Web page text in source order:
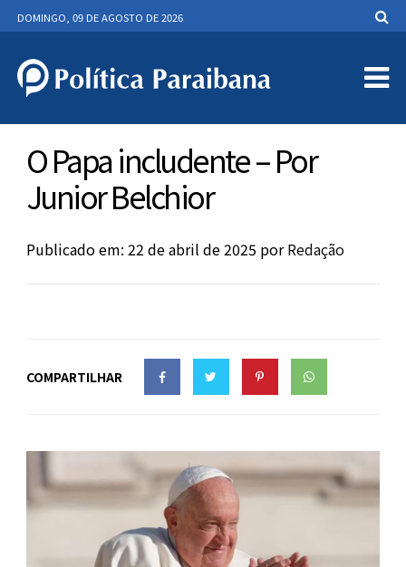
DOMINGO, 09 DE AGOSTO DE 2026
O Papa includente – Por
Junior Belchior
Publicado em: 22 de abril de 2025 porRedação
COMPARTILHAR